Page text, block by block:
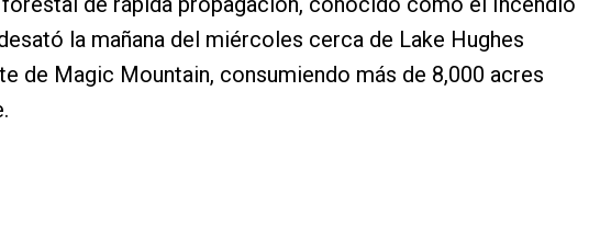
la mañana del miércoles cerca de Lake Hughes
de Magic Mountain, consumiendo más de 8,000 acres